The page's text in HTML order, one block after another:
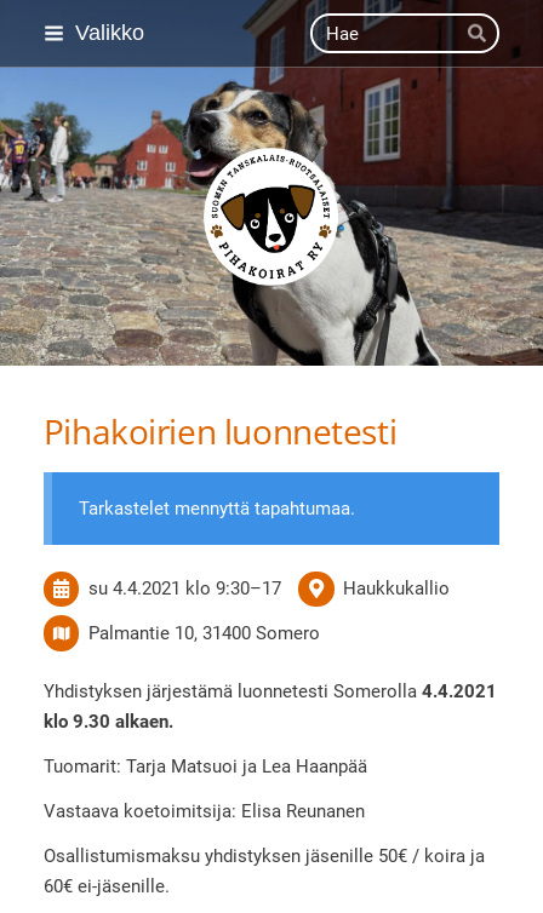
Siirry
Valikko Haku
Hae
Suomen Tanskalais-
Pihakoirien luonnetesti
Tarkastelet mennyttä tapahtumaa.
su 4.4.2021 klo 9:30–17 Haukkukallio
Palmantie 10, 31400 Somero
Yhdistyksen järjestämä luonnetesti Somerolla 4.4.2021
klo 9.30 alkaen.
Tuomarit: Tarja Matsuoi ja Lea Haanpää
Vastaava koetoimitsija: Elisa Reunanen
Osallistumismaksu yhdistyksen jäsenille 50€ / koira ja
60€ ei-jäsenille.